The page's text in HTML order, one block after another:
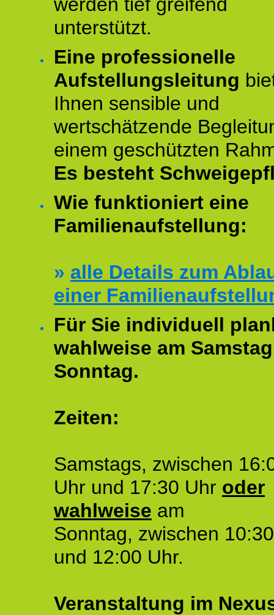
unterstützt.
Eine professionelle
Aufstellungsleitung
Ihnen sensible und
wertschätzende
einem geschützten
Es besteht
Wie funktioniert eine
Familienaufstellung:
» alle Details zum
einer
Für Sie individuell
wahlweise am
Sonntag.
Zeiten:
Samstags, zwischen
Uhr und 17:30 Uhr oder
wahlweise am
Sonntag, zwischen
und 12:00 Uhr.
Veranstaltung im